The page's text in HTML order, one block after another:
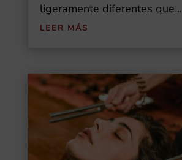
ligeramente diferentes que...
LEER MÁS